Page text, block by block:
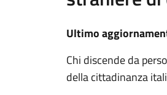
Ultimo
Chi discende da
della cittadinanza